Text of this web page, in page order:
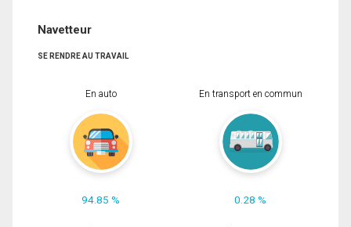
Navetteur
SE RENDRE AU TRAVAIL
En auto
94.85 %
En transport en commun
0.28 %